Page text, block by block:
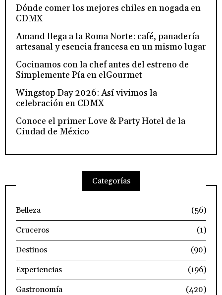
Dónde comer los mejores chiles en nogada en
CDMX
Amand llega a la Roma Norte: café, panadería
artesanal y esencia francesa en un mismo lugar
Cocinamos con la chef antes del estreno de
Simplemente Pía en elGourmet
Wingstop Day 2026: Así vivimos la
celebración en CDMX
Conoce el primer Love & Party Hotel de la
Ciudad de México
Categorías
Belleza
(56)
Cruceros
(1)
Destinos
(90)
Experiencias
(196)
Gastronomía
(420)